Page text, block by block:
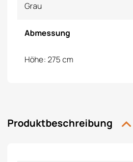
Grau
Abmessung
Höhe: 275 cm
Produktbeschreibung